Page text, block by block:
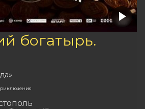
богатырь.